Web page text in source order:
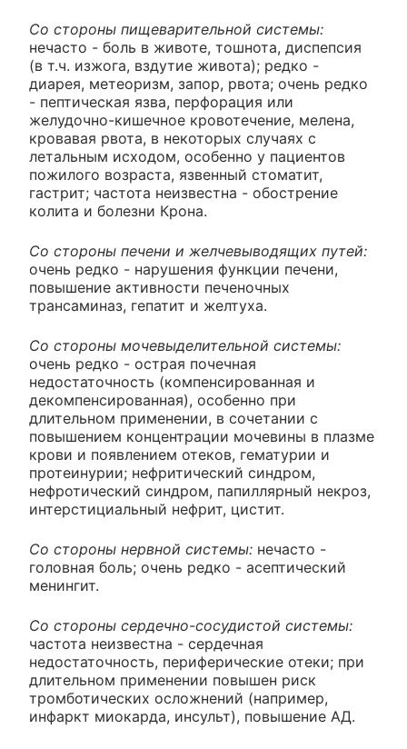
Со стороны пищеварительной системы:
нечасто - боль в животе, тошнота, диспепсия
(в т.ч. изжога, вздутие живота); редко -
диарея, метеоризм, запор, рвота; очень редко
- пептическая язва, перфорация или
желудочно-кишечное кровотечение, мелена,
кровавая рвота, в некоторых случаях с
летальным исходом, особенно у пациентов
пожилого возраста, язвенный стоматит,
гастрит; частота неизвестна - обострение
колита и болезни Крона.
Со стороны печени и желчевыводящих путей:
очень редко - нарушения функции печени,
повышение активности печеночных
трансаминаз, гепатит и желтуха.
Со стороны мочевыделительной системы:
очень редко - острая почечная
недостаточность (компенсированная и
декомпенсированная), особенно при
длительном применении, в сочетании с
повышением концентрации мочевины в плазме
крови и появлением отеков, гематурии и
протеинурии; нефритический синдром,
нефротический синдром, папиллярный некроз,
интерстициальный нефрит, цистит.
Со стороны нервной системы: нечасто -
головная боль; очень редко - асептический
менингит.
Со стороны сердечно-сосудистой системы:
частота неизвестна - сердечная
недостаточность, периферические отеки; при
длительном применении повышен риск
тромботических осложнений (например,
инфаркт миокарда, инсульт), повышение АД.